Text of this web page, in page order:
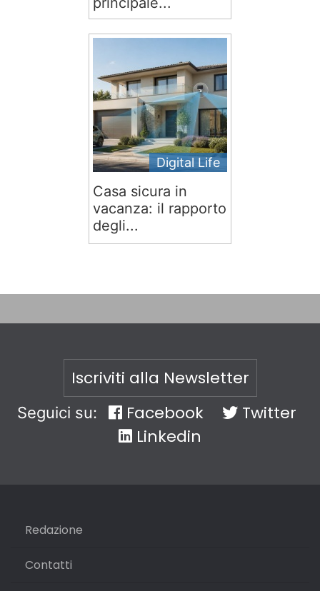
Digital Life
Casa sicura in
vacanza: il rapporto
degli...
Iscriviti alla Newsletter
Seguici su: Facebook
Twitter
Linkedin
Redazione
Contatti